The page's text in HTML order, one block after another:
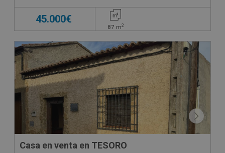
45.000€
87 m2
Casa en venta en TESORO